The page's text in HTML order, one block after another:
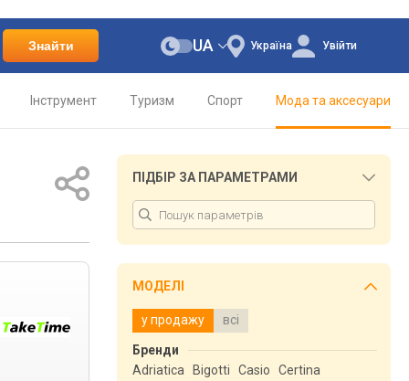
Знайти Україна
UA Увійти
Інструмент Туризм Спорт Мода та аксесуари
ПІДБІР ЗА ПАРАМЕТРАМИ
МОДЕЛІ
у продажу всі
Бренди
Adriatica
Bigotti Casio
Certina